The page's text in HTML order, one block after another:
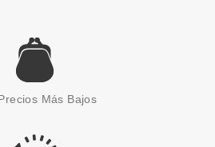
CATRICE
ART COULEURS
DE OJOS 410 JUNGLE
JADE
2.85€
Más Bajos